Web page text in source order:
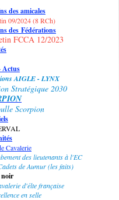
des amicales
09/2024 (8 RCh)
des Fédérations
FCCA 12/2023
Actus
AIGLE - LYNX
Stratégique 2030
Scorpion
Cavalerie
des lieutenants à l'EC
de Aumur (les faits)
noir
d'élte française
en selle